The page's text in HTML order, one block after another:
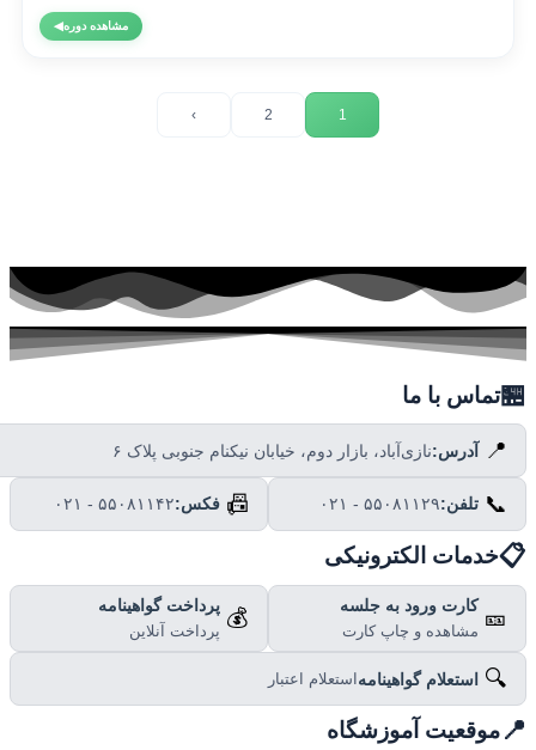
مشاهده دوره◀
تماس با ما
📍 آدرس:نازی‌آباد، بازار دوم، خیابان نیکنام جنوبی پلاک ۶
📞 تلفن:۰۲۱ - ۵۵۰۸۱۱۲۹ 📠 فکس:۰۲۱ - ۵۵۰۸۱۱۴۲
خدمات الکترونیکی
🎫 کارت ورود به جلسه
مشاهده و چاپ کارت
💰 پرداخت گواهینامه
پرداخت آنلاین
🔍 استعلام گواهینامهاستعلام اعتبار
موقعیت آموزشگاه